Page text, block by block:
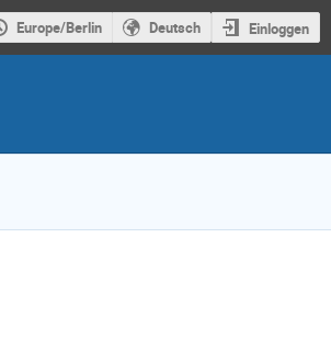
Europe/Berlin Deutsch Einloggen